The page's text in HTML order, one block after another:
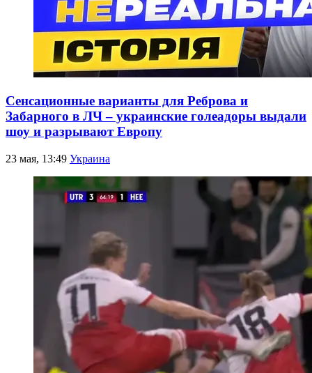
Сенсационные варианты для Реброва и
Забарного в ЛЧ – украинские голеадоры выдали
шоу и разрывают Европу
23 мая, 13:49 Украина